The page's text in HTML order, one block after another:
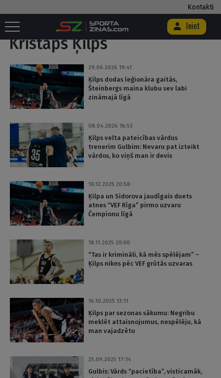
Kontakti
Ieiet
Sākums Birka "Kristaps Ķilps"
Kristaps Ķilps
29.06.2026 19:41
Ķilps dodas leģionāra gaitās,
Šteinbergs maina klubu sev labi
zināmajā līgā
08.04.2026 16:53
Ķilps velta pateicības vārdus
trenerim Gulbim: Nevaru pat izteikt
vārdos, ko viņš man ir devis
10.12.2025 20:58
Ķilpa un Sidorova jaudīgais duets
atnes “VEF Rīga” pirmo uzvaru
Čempionu līgā
18.11.2025 20:00
“Tas ir krimināli, kā mēs spēlējam” –
Ķilps nikns pēc VEF grūtās uzvaras
16.10.2025 13:11
Ķilps par sezonas sākumu: Negribu
meklēt attaisnojumus, nespēlēju, kā
man vajadzētu
25.09.2025 17:14
Gulbis: Vārds “pacietība”, visticamāk,